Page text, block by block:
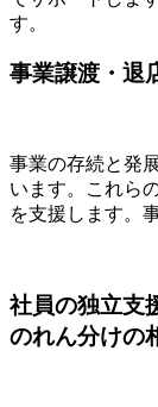
す。
事業譲渡・退
事業の存続と発
います。これら
を支援します。
社員の独立支
のれん分けの